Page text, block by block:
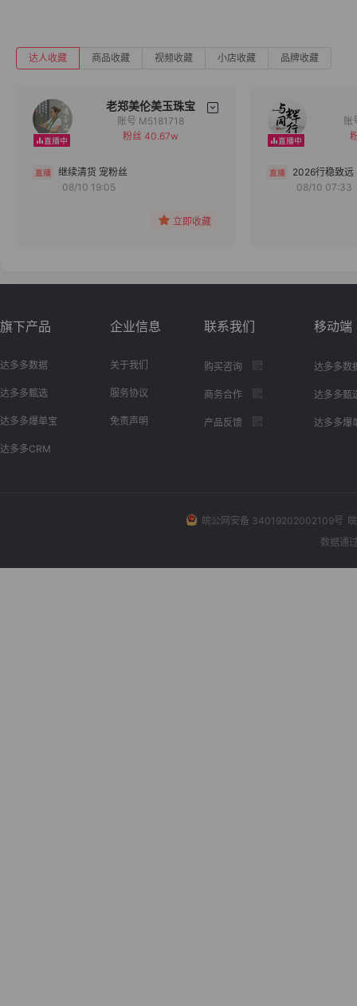
达人收藏 商品收藏 视频收藏 小店收藏 品牌收藏
老郑美伦美玉珠宝
备注
账号 M5181718
粉丝 40.67w
继续清货 宠粉丝
08/10 19:05
立即收藏
2026行稳致远
08/10 07:33
旗下产品
达多多数据
达多多甄选
达多多爆单宝
达多多CRM
企业信息
关于我们
服务协议
免责声明
联系我们
购买咨询
商务合作
产品反馈
移动端
达多多数
达多多甄
达多多爆
皖公网安备 34019202002109号
数据通